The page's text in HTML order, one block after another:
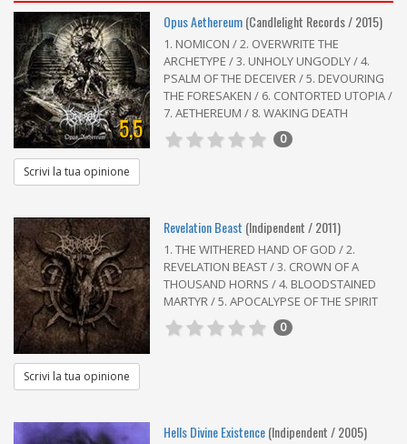
5,5
Opus Aethereum(Candlelight Records / 2015)
1. NOMICON / 2. OVERWRITE THE
ARCHETYPE / 3. UNHOLY UNGODLY / 4.
PSALM OF THE DECEIVER / 5. DEVOURING
THE FORESAKEN / 6. CONTORTED UTOPIA /
7. AETHEREUM / 8. WAKING DEATH
0
Scrivi la tua opinione
Revelation Beast (Indipendent / 2011)
1. THE WITHERED HAND OF GOD / 2.
REVELATION BEAST / 3. CROWN OF A
THOUSAND HORNS / 4. BLOODSTAINED
MARTYR / 5. APOCALYPSE OF THE SPIRIT
0
Scrivi la tua opinione
Hells Divine Existence(Indipendent / 2005)